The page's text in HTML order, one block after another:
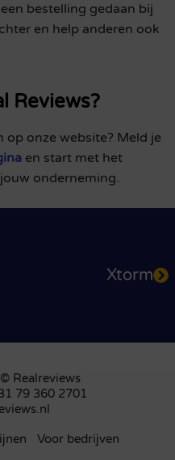
bestelling gedaan bij
en help anderen ook
Reviews?
op onze website? Meld je
en start met het
onderneming.
Xtorm
Realreviews
79 360 2701
Voor bedrijven